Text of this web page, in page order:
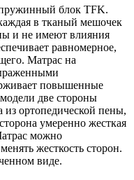
блок TFK.
в тканый мешочек
и не имеют влияния
равномерное,
Матрас на
повышенные
две стороны
ортопедической пены,
умеренно жесткая
можно
жесткость сторон.
виде.